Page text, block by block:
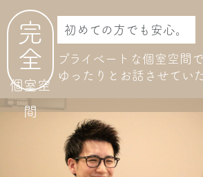
完
全
個室空
間
初めての方でも安心。
プライベートな個室空間で
ゆったりとお話させて い